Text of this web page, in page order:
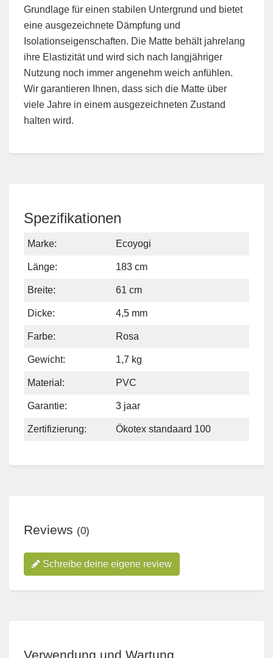
Grundlage für einen stabilen Untergrund und bietet
eine ausgezeichnete Dämpfung und
Isolationseigenschaften. Die Matte behält jahrelang
ihre Elastizität und wird sich nach langjähriger
Nutzung noch immer angenehm weich anfühlen.
Wir garantieren Ihnen, dass sich die Matte über
viele Jahre in einem ausgezeichneten Zustand
halten wird.
Spezifikationen
Marke: Ecoyogi
Länge: 183 cm
Breite: 61 cm
Dicke: 4,5 mm
Farbe: Rosa
Gewicht: 1,7 kg
Material: PVC
Garantie: 3 jaar
Zertifizierung: Ökotex standaard 100
Reviews (0)
Schreibe deine eigene review
Verwendung und Wartung